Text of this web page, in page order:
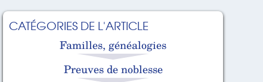
CATÉGORIES DE L'ARTICLE
Familles, généalogies
Preuves de noblesse